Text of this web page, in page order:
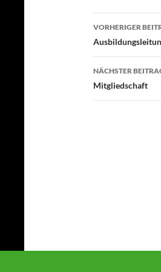
VORHERIGER
NÄCHSTER
Mitgliedschaft